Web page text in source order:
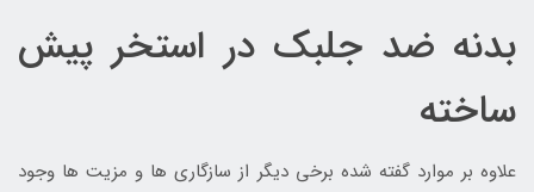
بدنه ضد جلبک در استخر پیش
ساخته
علاوه بر موارد گفته شده برخی دیگر از سازگاری ها و مزیت ها وجود